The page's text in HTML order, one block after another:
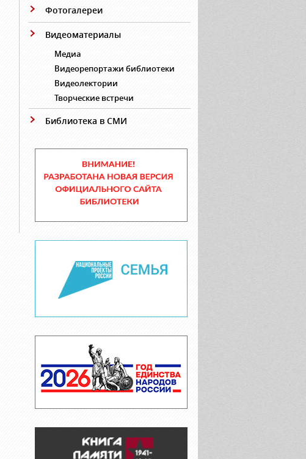
Фотогалереи
Видеоматериалы
Медиа
Видеорепортажи библиотеки
Видеолектории
Творческие встречи
Библиотека в СМИ